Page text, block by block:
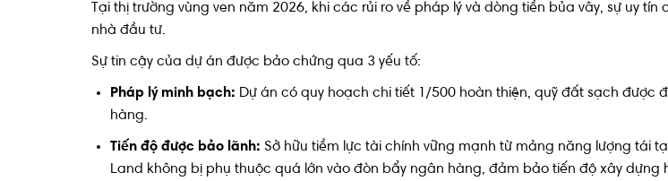
Tại thị trường vùng ven năm 2026, khi các rủi ro về pháp lý và dòng tiền bủa vây, sự uy
nhà đầu tư.
Sự tin cậy của dự án được bảo chứng qua 3 yếu tố:
Pháp lý minh bạch: Dự án có quy hoạch chi tiết 1/500 hoàn thiện, quỹ đất sạch
hàng.
Tiến độ được bảo lãnh: Sở hữu tiềm lực tài chính vững mạnh từ mảng năng lượng tái
Land không bị phụ thuộc quá lớn vào đòn bẩy ngân hàng, đảm bảo tiến độ xây dựng